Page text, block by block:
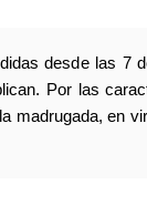
desde las 7
Por las
madrugada, en